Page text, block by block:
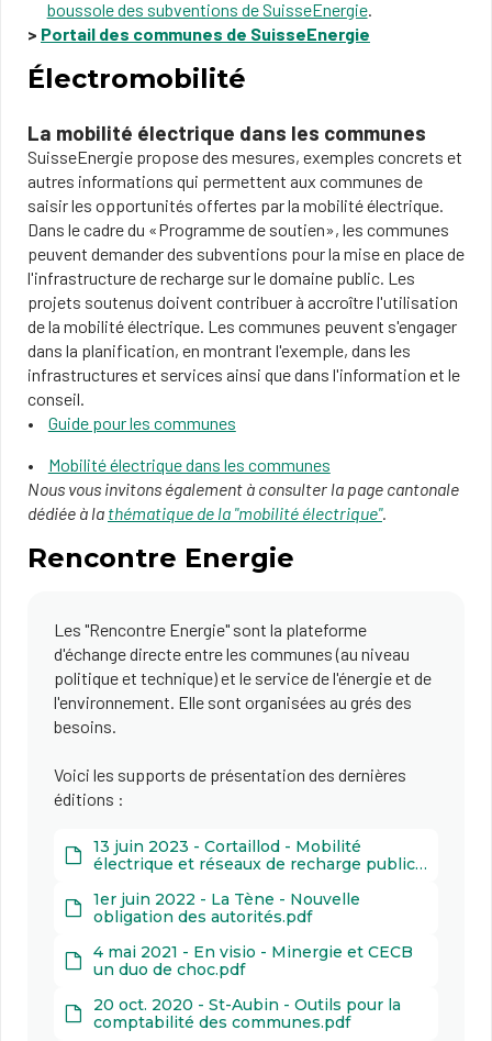
boussole des subventions de SuisseEnergie.
> Portail des communes de SuisseEnergie
Électromobilité
La mobilité électrique dans les communes
SuisseEnergie propose des mesures, exemples concrets et
autres informations qui permettent aux communes de
saisir les opportunités offertes par la mobilité électrique.
Dans le cadre du «Programme de soutien», les communes
peuvent demander des subventions pour la mise en place de
l'infrastructure de recharge sur le domaine public. Les
projets soutenus doivent contribuer à accroître l'utilisation
de la mobilité électrique. Les communes peuvent s'engager
dans la planification, en montrant l'exemple, dans les
infrastructures et services ainsi que dans l'information et le
conseil.​
Guide pour les communes
Mobilité électrique dans les communes
Nous vous invitons également à consulter la page cantonale
dédiée à la thématique de la "mobilité électrique".
Rencontre Energie
Les "Rencontre Energie" sont la plateforme
d'échange directe entre les communes (au niveau
politique et technique) et le service de l'énergie et de
l'environnement. Elle sont organisées au grés des
besoins.
Voici les supports de présentation des dernières
éditions :
13 juin 2023 - Cortaillod - Mobilité
électrique et réseaux de recharge publics
1er juin 2022 - La Tène - Nouvelle
obligation des autorités.pdf
4 mai 2021 - En visio - Minergie et CECB
un duo de choc.pdf
20 oct. 2020 - St-Aubin - Outils pour la
comptabilité des communes.pdf